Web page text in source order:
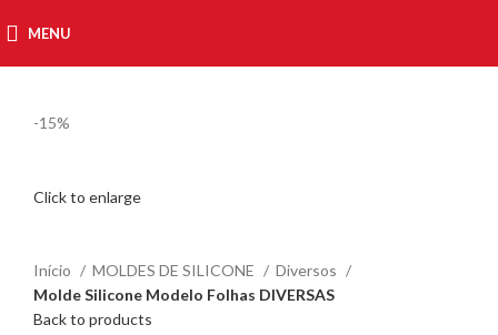
MENU
-15%
Click to enlarge
Início MOLDES DE SILICONE
Diversos
Molde Silicone Modelo Folhas DIVERSAS
Back to products